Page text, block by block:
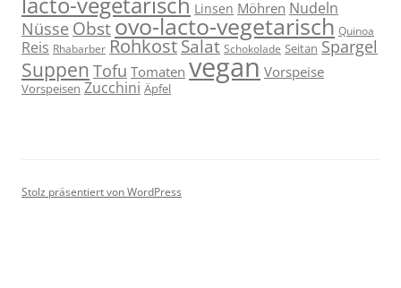
Linsen Möhren Nudeln
Nüsse Obstovo-lacto-vegetarisch Quinoa
Reis Rhabarber RohkostSalat Schokolade Seitan Spargel
Suppen Tofu Tomaten vegan Vorspeise
Vorspeisen Zucchini Äpfel
Stolz präsentiert von WordPress